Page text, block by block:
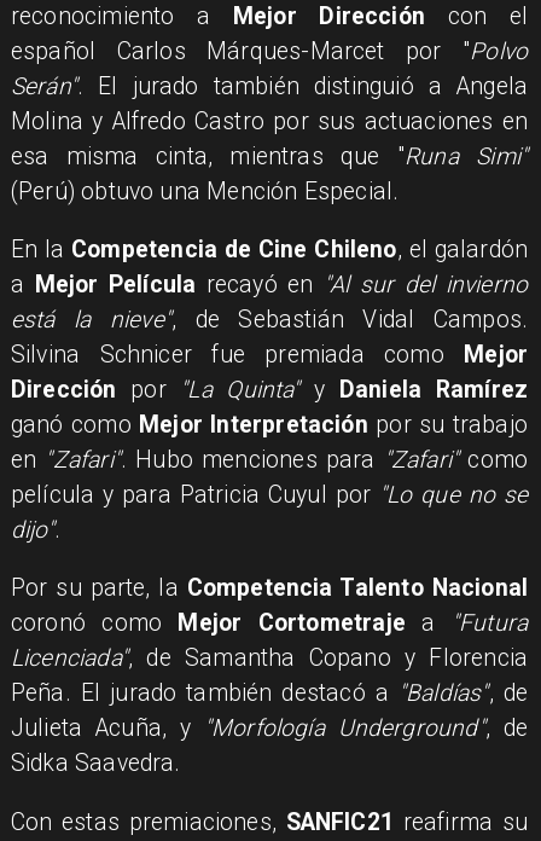
reconocimiento a
Mejor Dirección con el
español Carlos Márques-Marcet por "Polvo
Serán". El jurado también distinguió a Angela
Molina y Alfredo Castro por sus actuaciones en
esa misma cinta, mientras que "Runa Simi"
(Perú) obtuvo una Mención Especial.
En la Competencia de Cine Chileno, el galardón
a Mejor Película recayó en
"Al sur del invierno
está la nieve", de Sebastián Vidal Campos.
Silvina Schnicer fue premiada como
Mejor
Dirección por "La Quinta"y
Daniela Ramírez
ganó como Mejor Interpretación por su trabajo
en "Zafari". Hubo menciones para "Zafari"como
película y para Patricia Cuyul por "Lo que no se
dijo".
Por su parte, la Competencia Talento Nacional
coronó como
Mejor Cortometraje a
"Futura
Licenciada", de Samantha Copano y Florencia
Peña. El jurado también destacó a "Baldías", de
Julieta Acuña, y
"Morfología Underground", de
Sidka Saavedra.
Con estas premiaciones, SANFIC21 reafirma su